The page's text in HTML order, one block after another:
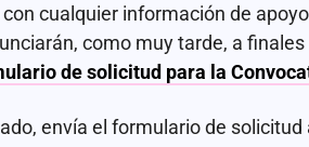
cualquier información de
como muy tarde, a
de solicitud para la
envía el formulario de solicitud